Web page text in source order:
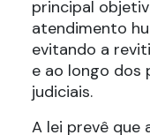
principal
atendimento
evitando a
e ao longo dos
judiciais.
A lei prevê que